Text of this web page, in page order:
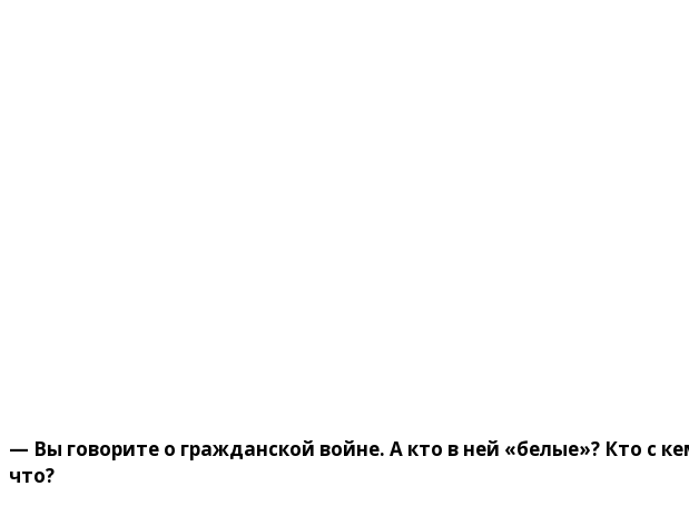
— Вы говорите о гражданской войне. А кто в ней «белые»? Кто с
что?